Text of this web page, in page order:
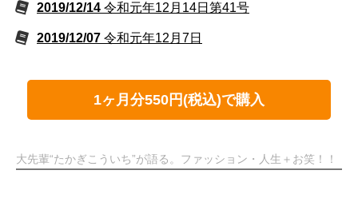
2019/12/14 令和元年12月14日第41号
2019/12/07 令和元年12月7日
1ヶ月分550円(税込)で購入
大先輩“たかぎこういち”が語る。ファッション・人生＋お笑！！